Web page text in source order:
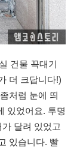
건물 꼭대기
더 크답니다!)
처럼 눈에 띄
있었어요. 투명
달려 있었고
있습니다. 빨